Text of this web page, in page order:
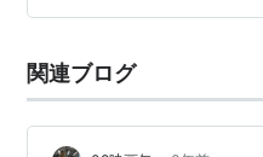
るアクションの常識を破
ャッキー扮するビリー・ウ
関連ブログ